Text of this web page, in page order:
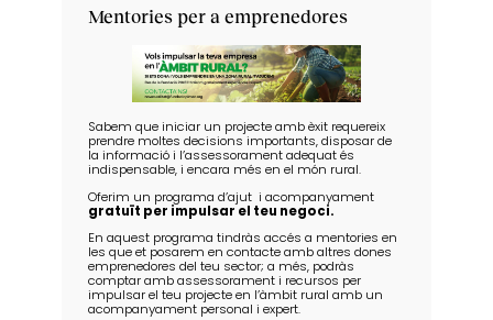
Mentories per a emprenedores
Sabem que iniciar un projecte amb èxit requereix
prendre moltes decisions importants, disposar de
la informació i l’assessorament adequat és
indispensable, i encara més en el món rural.
Oferim un programa d’ajut i acompanyament
gratuït per impulsar el teu negoci.
En aquest programa tindràs accés a mentories en
les que et posarem en contacte amb altres dones
emprenedores del teu sector; a més, podràs
comptar amb assessorament i recursos per
impulsar el teu projecte en l’àmbit rural amb un
acompanyament personal i expert.